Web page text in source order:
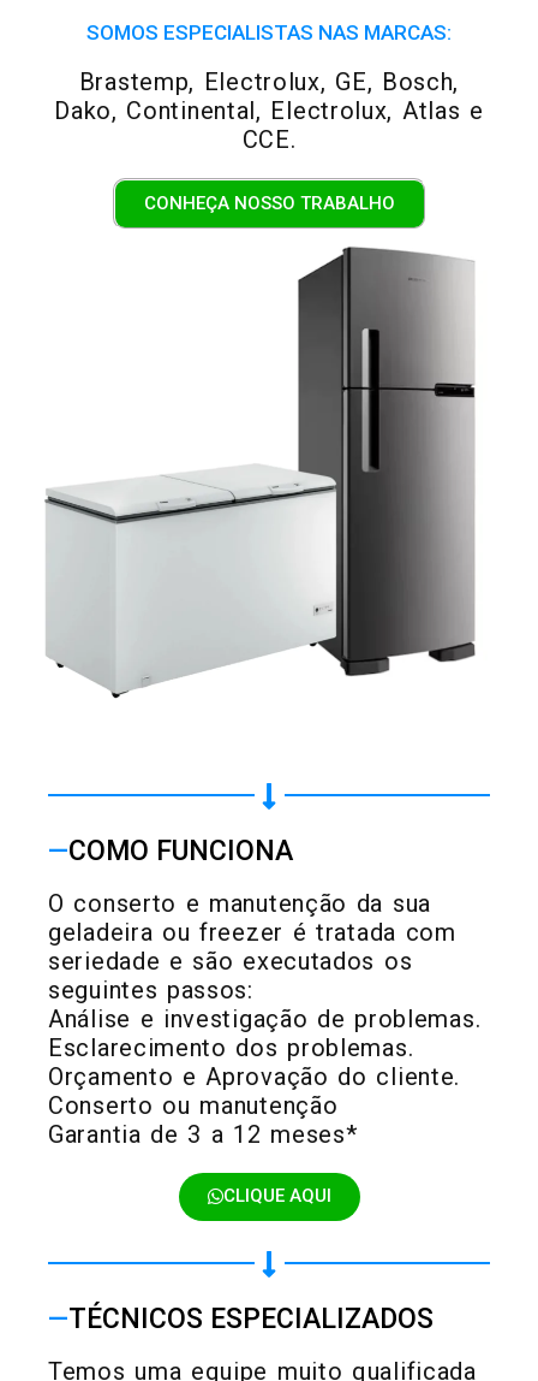
SOMOS ESPECIALISTAS NAS MARCAS:
Brastemp, Electrolux, GE, Bosch,
Dako, Continental, Electrolux, Atlas e
CCE.
CONHEÇA NOSSO TRABALHO
—COMO FUNCIONA
O conserto e manutenção da sua
geladeira ou freezer é tratada com
seriedade e são executados os
seguintes passos:
Análise e investigação de problemas.
Esclarecimento dos problemas.
Orçamento e Aprovação do cliente.
Conserto ou manutenção
Garantia de 3 a 12 meses*
CLIQUE AQUI
—TÉCNICOS ESPECIALIZADOS
Temos uma equipe muito qualificada